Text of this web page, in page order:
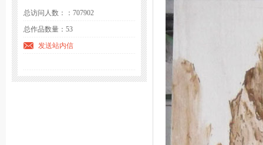
总访问人数：：707902
总作品数量：53
发送站内信